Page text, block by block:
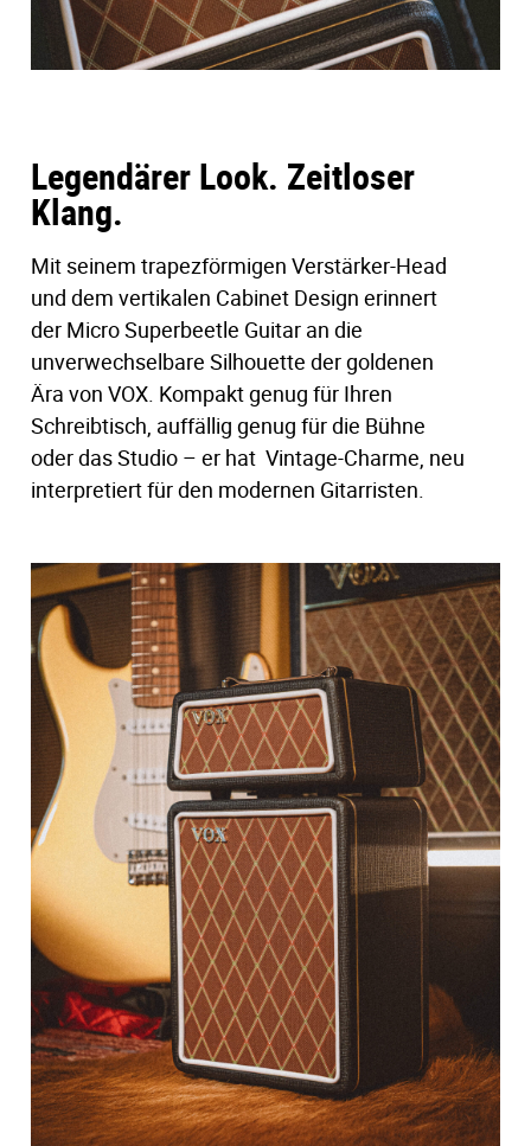
Legendärer Look. Zeitloser
Klang.
Mit seinem trapezförmigen Verstärker-Head
und dem vertikalen Cabinet Design erinnert
der Micro Superbeetle Guitar an die
unverwechselbare Silhouette der goldenen
Ära von VOX. Kompakt genug für Ihren
Schreibtisch, auffällig genug für die Bühne
oder das Studio – er hat Vintage-Charme, neu
interpretiert für den modernen Gitarristen.